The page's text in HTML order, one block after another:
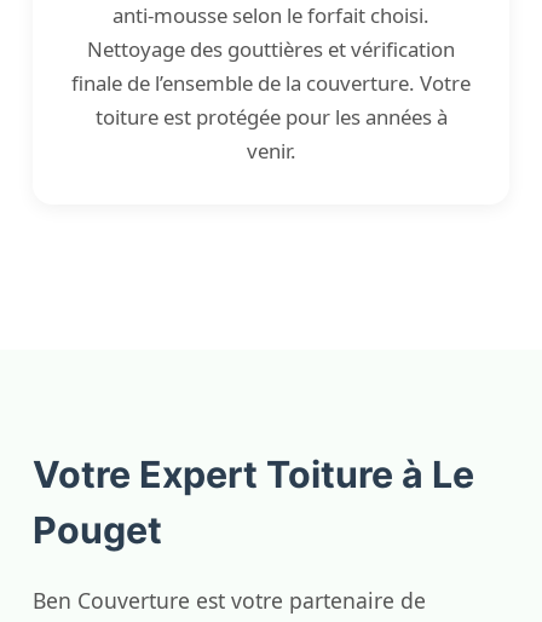
anti-mousse selon le forfait choisi.
Nettoyage des gouttières et vérification
finale de l’ensemble de la couverture. Votre
toiture est protégée pour les années à
venir.
Votre Expert Toiture à Le
Pouget
Ben Couverture est votre partenaire de